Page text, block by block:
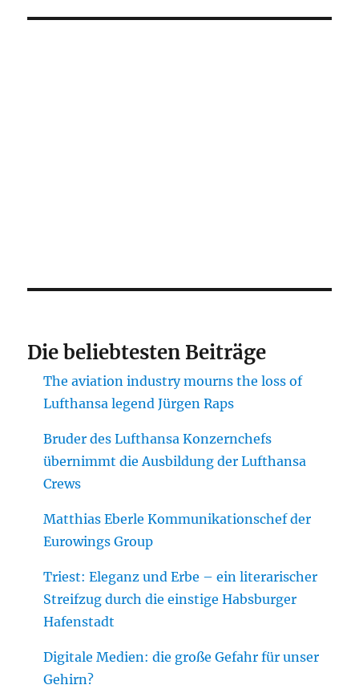
Die beliebtesten Beiträge
The aviation industry mourns the loss of
Lufthansa legend Jürgen Raps
Bruder des Lufthansa Konzernchefs
übernimmt die Ausbildung der Lufthansa
Crews
Matthias Eberle Kommunikationschef der
Eurowings Group
Triest: Eleganz und Erbe – ein literarischer
Streifzug durch die einstige Habsburger
Hafenstadt
Digitale Medien: die große Gefahr für unser
Gehirn?